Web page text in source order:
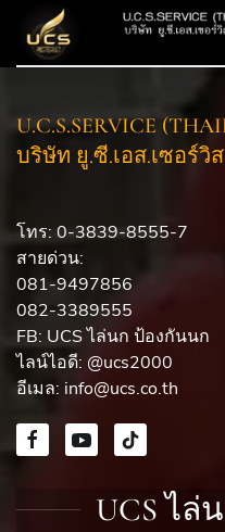
U.C.S.SERVICE
บริษัท ยู.ซี.เอส.เซอร์วิ
โทร: 0-3839-8555-7
สายด่วน:
081-9497856
082-3389555
FB: UCS ไล่นก ป้องกันนก
ไลน์ไอดี: @ucs2000
อีเมล: info@ucs.co.th
UCS ไล่